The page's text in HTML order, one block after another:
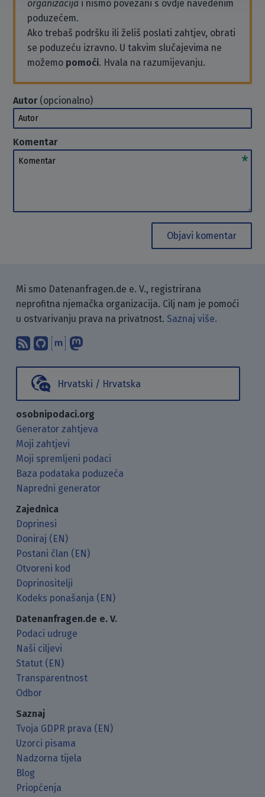
organizacija i nismo povezani s ovdje navedenim
poduzećem.
Ako trebaš podršku ili želiš poslati zahtjev, obrati
se poduzeću izravno. U takvim slučajevima ne
možemo pomoći. Hvala na razumijevanju.
Autor(opcionalno)
Autor
Komentar
Komentar
Objavi komentar
Mi smo Datenanfragen.de e. V., registrirana
neprofitna njemačka organizacija. Cilj nam je pomoći
u ostvarivanju prava na privatnost. Saznaj više.
Pretplati se na naš blog koristeći
Pronađi nas na GitHubu.
Raspravljaj s nama putem
Hrvatski / Hrvatska
osobnipodaci.org
Generator zahtjeva
Moji zahtjevi
Moji spremljeni podaci
Baza podataka poduzeća
Napredni generator
Zajednica
Doprinesi
Doniraj (EN)
Postani član (EN)
Otvoreni kod
Doprinositelji
Kodeks ponašanja (EN)
Datenanfragen.de e. V.
Podaci udruge
Naši ciljevi
Statut (EN)
Transparentnost
Odbor
Saznaj
Tvoja GDPR prava (EN)
Uzorci pisama
Nadzorna tijela
Blog
Priopćenja